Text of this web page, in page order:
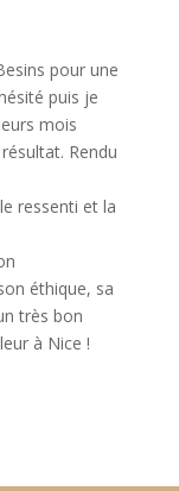
pour une
puis je
mois
Rendu
ressenti et la
éthique, sa
très bon
à Nice !